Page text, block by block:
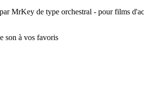
MrKey de type orchestral - pour films